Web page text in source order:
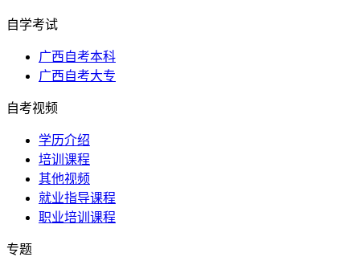
自学考试
广西自考本科
广西自考大专
自考视频
学历介绍
培训课程
其他视频
就业指导课程
职业培训课程
专题